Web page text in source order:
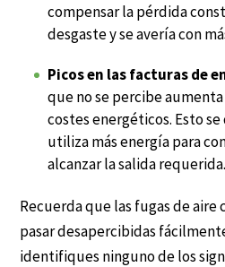
compensar la pérdida
desgaste y se avería con
Picos en las facturas de
que no se percibe
costes energéticos. Esto
utiliza más energía para
alcanzar la salida requerida.
Recuerda que las fugas de
pasar desapercibidas
identifiques ninguno de los